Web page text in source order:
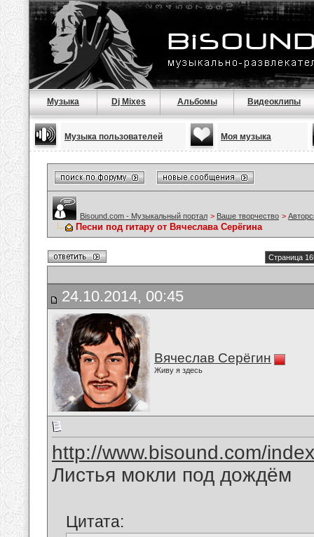
Музыка Dj Mixes Альбомы Видеоклипы
Музыка пользователей Моя музыка
Bisound.com - Музыкальный портал > Ваше творчество >
Песни под гитару от Вячеслава Серёгина
Страница
24.10.2014, 00:45
Вячеслав Серёгин
Живу я здесь
http://www.bisound.com/
Листья мокли под дождём
Цитата: